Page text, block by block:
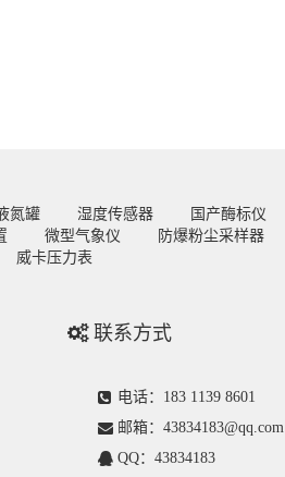
氮罐 湿度传感器 国产酶标仪
微型气象仪 防爆粉尘采样器
威卡压力表
联系方式
电话：183 1139 8601
邮箱：43834183@qq.com
QQ：43834183